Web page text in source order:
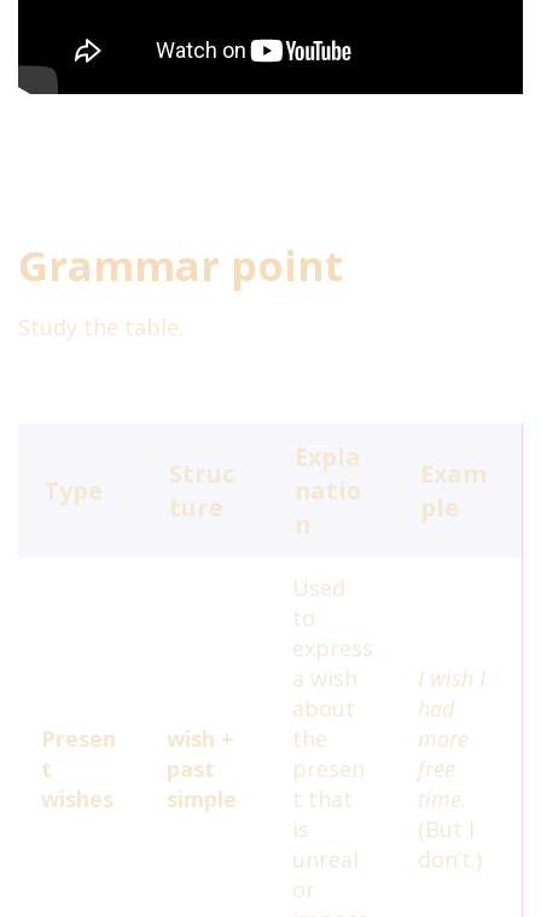
Grammar point
Study the table.
Type
Struc
ture
Expla
natio
n
Exam
ple
Presen
t
wishes
wish +
past
simple
Used
to
express
a wish
about
the
presen
t that
is
unreal
or
I wish I
had
more
free
time.
(But I
don’t.)
Подпишитесь на наши новости
Бесплатные уроки, курсы со
скидками, интерактивные
Выбрать курс
abcenglishlevels@gmail.com
Политика конфиденциальности
agatha christie christies detectives
grammar idioms intensive course
mini lessons practice quiz
test upper-intermediate
word formation